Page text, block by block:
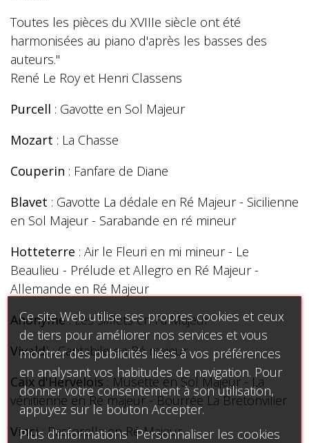
Toutes les pièces du XVIIIe siècle ont été
harmonisées au piano d'après les basses des
auteurs."
René Le Roy et Henri Classens
Purcell : Gavotte en Sol Majeur
Mozart : La Chasse
Couperin : Fanfare de Diane
Blavet : Gavotte La dédale en Ré Majeur - Sicilienne
en Sol Majeur - Sarabande en ré mineur
Hotteterre : Air le Fleuri en mi mineur - Le
Beaulieu - Prélude et Allegro en Ré Majeur -
Allemande en Ré Majeur
Anonyme: Les sifflets en Fa Majeur
Vivaldi: Cantabile en Ré majeur
Caix d'Hervelois: Musette en Sol Majeur - La
vénitienne en Ré majeur - Bourrée La Bretonvilier
Vinci: Pastorella en Ré Majeur
Ce site Web utilise ses propres cookies et ceux
de tiers pour améliorer nos services et vous
montrer des publicités liées à vos préférences
en analysant vos habitudes de navigation. Pour
donner votre consentement à son utilisation,
appuyez sur le bouton Accepter.
Plus d'informations Personnaliser les cookies